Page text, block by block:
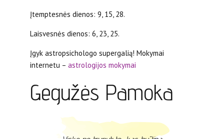
Įtemptesnės dienos: 9, 15, 28.
Laisvesnės dienos: 6, 23, 25.
Įgyk astropsichologo supergalią! Mokymai
internetu – astrologijos mokymai
Gegužės Pamoka